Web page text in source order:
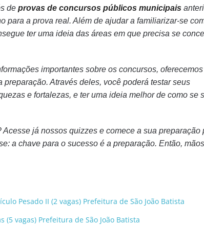
de provas de concursos públicos municipais
para a prova real. Além de ajudar a familiarizar-se
ter uma ideia das áreas em que precisa se
importantes sobre os concursos, oferecemos
Através deles, você poderá testar seus
e fortalezas, e ter uma ideia melhor de como se
já nossos quizzes e comece a sua preparação
a chave para o sucesso é a preparação. Então,
Pesado II (2 vagas) Prefeitura de São João Batista
vagas) Prefeitura de São João Batista